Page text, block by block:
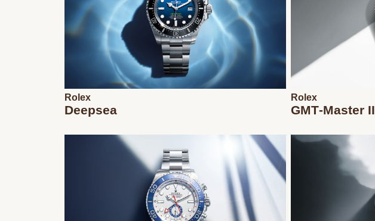
Rolex
Deepsea
Rolex
GMT‑Master II